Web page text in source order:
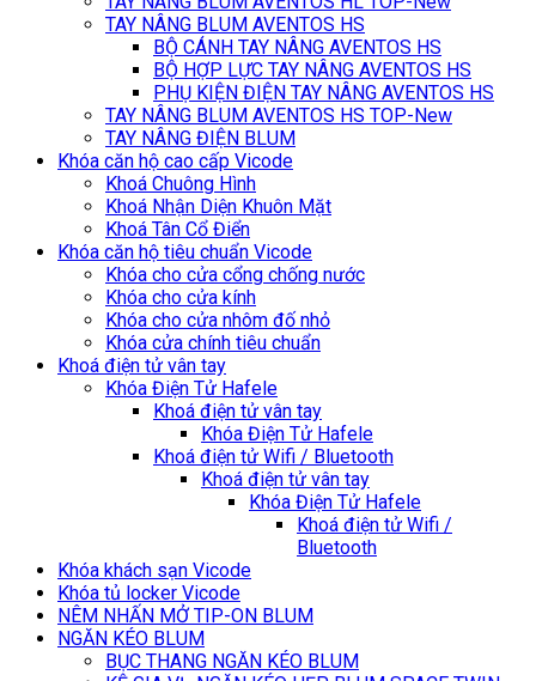
TAY NÂNG BLUM AVENTOS HS
BỘ CÁNH TAY NÂNG AVENTOS HS
BỘ HỢP LỰC TAY NÂNG AVENTOS HS
PHỤ KIỆN ĐIỆN TAY NÂNG AVENTOS HS
TAY NÂNG BLUM AVENTOS HS TOP-New
TAY NÂNG ĐIỆN BLUM
Khóa căn hộ cao cấp Vicode
Khoá Chuông Hình
Khoá Nhận Diện Khuôn Mặt
Khoá Tân Cổ Điển
Khóa căn hộ tiêu chuẩn Vicode
Khóa cho cửa cổng chống nước
Khóa cho cửa kính
Khóa cho cửa nhôm đố nhỏ
Khóa cửa chính tiêu chuẩn
Khoá điện tử vân tay
Khóa Điện Tử Hafele
Khoá điện tử vân tay
Khóa Điện Tử Hafele
Khoá điện tử Wifi / Bluetooth
Khoá điện tử vân tay
Khóa Điện Tử Hafele
Khoá điện tử Wifi /
Bluetooth
Khóa khách sạn Vicode
Khóa tủ locker Vicode
NÊM NHẤN MỞ TIP-ON BLUM
NGĂN KÉO BLUM
BỤC THANG NGĂN KÉO BLUM